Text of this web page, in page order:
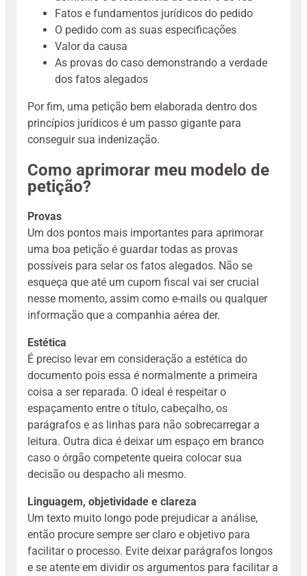
Fatos e fundamentos jurídicos do pedido
O pedido com as suas especificações
Valor da causa
As provas do caso demonstrando a verdade
dos fatos alegados
Por fim, uma petição bem elaborada dentro dos
princípios jurídicos é um passo gigante para
conseguir sua indenização.
Como aprimorar meu modelo de
petição?
Provas
Um dos pontos mais importantes para aprimorar
uma boa petição é guardar todas as provas
possíveis para selar os fatos alegados. Não se
esqueça que até um cupom fiscal vai ser crucial
nesse momento, assim como e-mails ou qualquer
informação que a companhia aérea der.
Estética
É preciso levar em consideração a estética do
documento pois essa é normalmente a primeira
coisa a ser reparada. O ideal é respeitar o
espaçamento entre o título, cabeçalho, os
parágrafos e as linhas para não sobrecarregar a
leitura. Outra dica é deixar um espaço em branco
caso o órgão competente queira colocar sua
decisão ou despacho ali mesmo.
Linguagem, objetividade e clareza
Um texto muito longo pode prejudicar a análise,
então procure sempre ser claro e objetivo para
facilitar o processo. Evite deixar parágrafos longos
e se atente em dividir os argumentos para facilitar a